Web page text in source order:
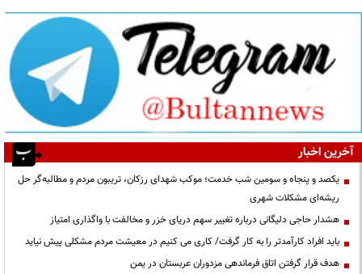
آخرین اخبار
یکصد و پنجاه و سومین شب خدمت؛ موکب شهدای رزکان، تریبون مردم و مطالبه‌گر حل
ریشه‌ای مشکلات شهری
هشدار حاجی دلیگانی درباره تغییر سهم دریای خزر و مخالفت با واگذاری امتیاز
باید افراد کارآمدتر را به کار گرفت/ کاری می کنیم در معیشت مردم مشکلی پیش نیاید
هدف قرار گرفتن اتاق‌ فرماندهی مزدوران عربستان در یمن